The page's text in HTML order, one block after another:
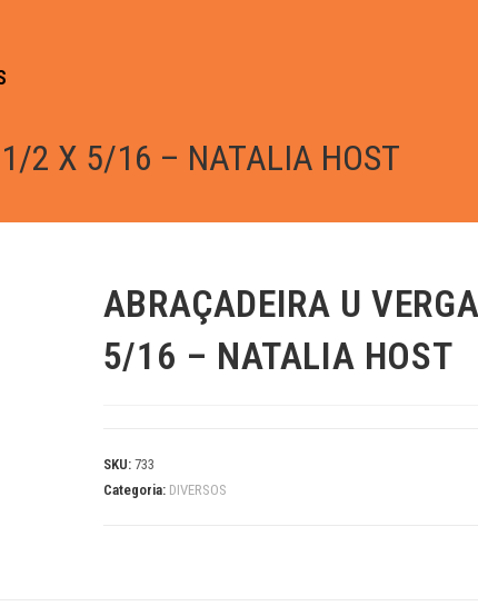
1/2 X 5/16 – NATALIA HOST
ABRAÇADEIRA U
5/16 – NATALIA HOST
SKU: 733
Categoria: DIVERSOS